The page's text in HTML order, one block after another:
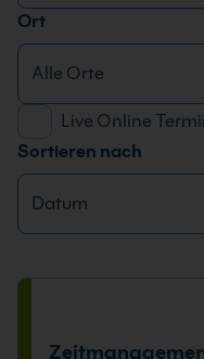
Ort
Live Online
Sortieren nach